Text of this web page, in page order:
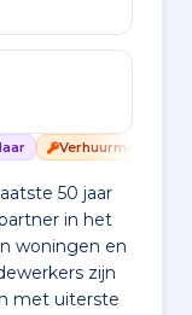
Verhuurmakelaar
50 jaar
in het
woningen en
zijn
met uiterste